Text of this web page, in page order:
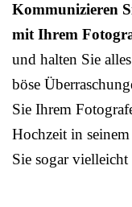
Kommunizieren
mit Ihrem
und halten Sie
böse
Sie Ihrem
Hochzeit in
Sie sogar